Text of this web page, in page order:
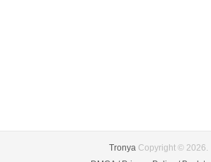
TronyaCopyright © 2026.